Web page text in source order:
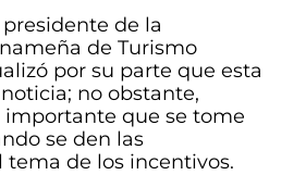
presidente de la
de Turismo
por su parte que esta
no obstante,
importante que se tome
se den las
tema de los incentivos.